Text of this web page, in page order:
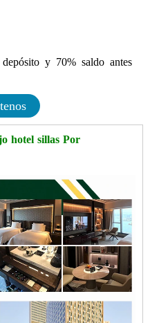
y 70% saldo antes
hotel sillas Por